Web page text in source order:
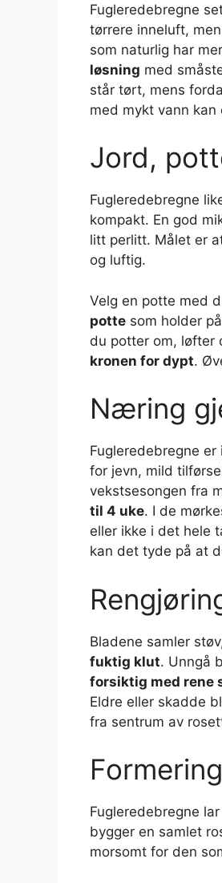
Fugleredebregne
tørrere inneluft,
som naturlig har
løsning med
står tørt, mens
med mykt vann
Jord,
Fugleredebregne
kompakt. En god
litt perlitt. Målet er
og luftig.
Velg en potte med
potte som holder
du potter om, løfter
kronen for dypt.
Næring
Fugleredebregne
for jevn, mild
vekstsesongen fra
til 4 uke. I de
eller ikke i det hele
kan det tyde på at
Bladene samler
fuktig klut. Unngå
forsiktig med rene
Eldre eller skadde
fra sentrum av
Fugleredebregne
bygger en samlet
morsomt for den